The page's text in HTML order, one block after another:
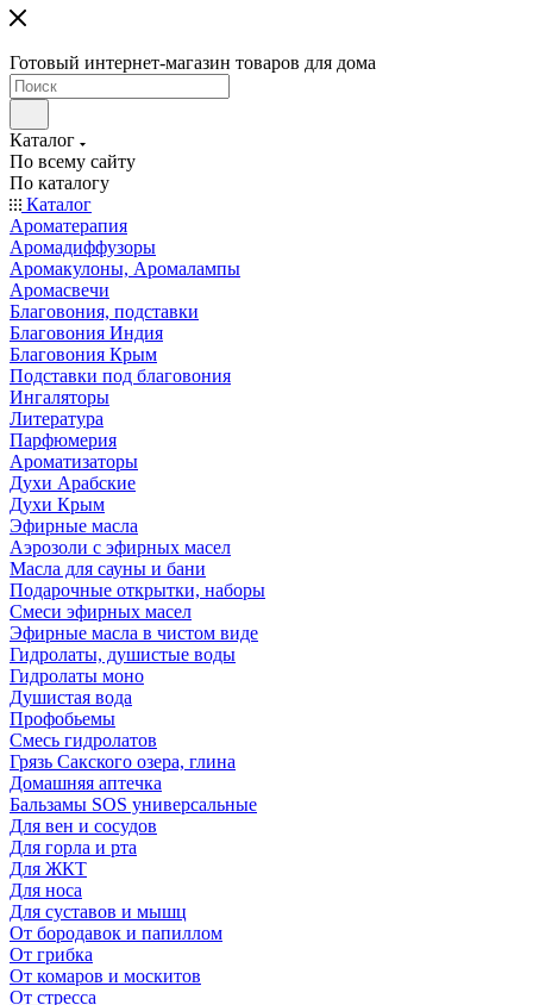
Готовый интернет-магазин товаров для дома
Каталог
По всему сайту
По каталогу
Каталог
Ароматерапия
Аромадиффузоры
Аромакулоны, Аромалампы
Аромасвечи
Благовония, подставки
Благовония Индия
Благовония Крым
Подставки под благовония
Ингаляторы
Литература
Парфюмерия
Ароматизаторы
Духи Арабские
Духи Крым
Эфирные масла
Аэрозоли с эфирных масел
Масла для сауны и бани
Подарочные открытки, наборы
Смеси эфирных масел
Эфирные масла в чистом виде
Гидролаты, душистые воды
Гидролаты моно
Душистая вода
Профобьемы
Смесь гидролатов
Грязь Сакского озера, глина
Домашняя аптечка
Бальзамы SOS универсальные
Для вен и сосудов
Для горла и рта
Для ЖКТ
Для носа
Для суставов и мышц
От бородавок и папиллом
От грибка
От комаров и москитов
От стресса